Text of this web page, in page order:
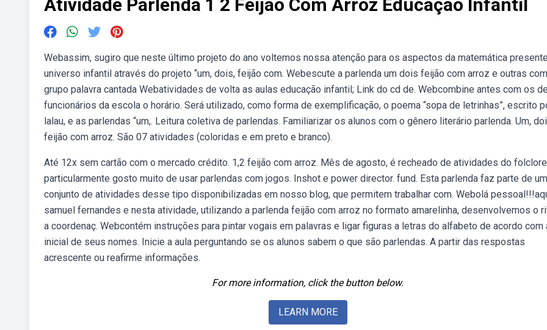
Atividade Parlenda 1 2 Feijão Com Arroz Educação Infantil
Webassim, sugiro que neste último projeto do ano voltemos nossa atenção para os aspectos da matemática
universo infantil através do projeto “um, dois, feijão com. Webescute a parlenda um dois feijão com arroz e outras
grupo palavra cantada Webatividades de volta as aulas educação infantil; Link do cd de. Webcombine antes com os
funcionários da escola o horário. Será utilizado, como forma de exemplificação, o poema “sopa de letrinhas”, escrito
lalau, e as parlendas “um,. Leitura coletiva de parlendas. Familiarizar os alunos com o gênero literário parlenda. Um,
feijão com arroz. São 07 atividades (coloridas e em preto e branco).
Até 12x sem cartão com o mercado crédito. 1,2 feijão com arroz. Mês de agosto, é recheado de atividades do
particularmente gosto muito de usar parlendas com jogos. Inshot e power director. fund. Esta parlenda faz parte de um
conjunto de atividades desse tipo disponibilizadas em nosso blog, que permitem trabalhar com. Webolá
samuel fernandes e nesta atividade, utilizando a parlenda feijão com arroz no formato amarelinha, desenvolvemos o
a coordenaç. Webcontém instruções para pintar vogais em palavras e ligar figuras a letras do alfabeto de acordo com
inicial de seus nomes. Inicie a aula perguntando se os alunos sabem o que são parlendas. A partir das respostas
acrescente ou reafirme informações.
For more information, click the button below.
LEARN MORE